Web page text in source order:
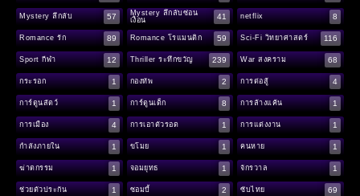
Mystery ลึกลับ 57
Mystery ลึกลับซ่อน
เงื่อน
41 netflix 8
Romance รัก 89 Romance โรแมนติก 59 Sci-Fi วิทยาศาสตร์ 116
Sport กีฬา 12 Thriller ระทึกขวัญ 239 War สงคราม 68
กระรอก 1 กองทัพ 2 การต่อสู้ 4
การ์ตูนสัตว์ 1 การ์ตูนเด็ก 8 การล้างแค้น 1
การเมือง 4 การเอาตัวรอด 1 การแต่งงาน 1
กำลังภายใน 1 ขโมย 1 คนหาย 1
ฆ่าตกรรม 1 จอมยุทธ 1 จักรวาล 1
ช่วยตัวประกัน 1 ซอมบี้ 2 ซับไทย 69